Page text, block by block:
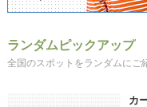
ランダムピックアップ
全国のスポットをランダムにご
カ